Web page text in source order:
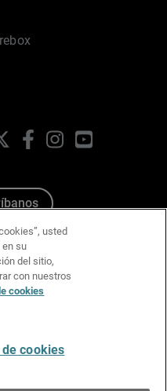
FacebookInstagramYouTube
usted
en su
del sitio,
con nuestros
cookies
cookies